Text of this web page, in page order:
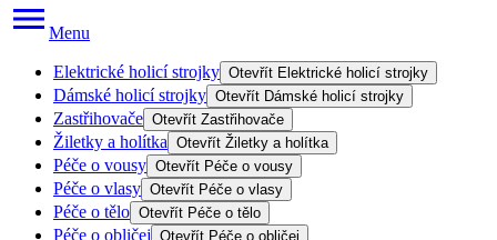
Menu
Elektrické holicí strojky Otevřít Elektrické holicí strojky
Dámské holicí strojky Otevřít Dámské holicí strojky
Zastřihovače Otevřít Zastřihovače
Žiletky a holítka Otevřít Žiletky a holítka
Péče o vousy Otevřít Péče o vousy
Péče o vlasy Otevřít Péče o vlasy
Péče o tělo Otevřít Péče o tělo
Péče o obličej Otevřít Péče o obličej